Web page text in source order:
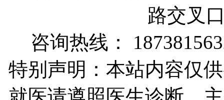
路交叉
咨询热线：
特别声明：本站内容仅